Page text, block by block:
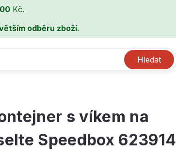
Kč.
odběru zboží.
Hledat
s víkem na
Speedbox 623914